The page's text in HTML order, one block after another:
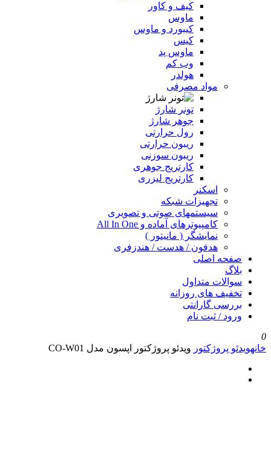
کیف و کاور
ماوس
کیبورد و ماوس
کیس
ماوس پد
وب کم
هولدر
مواد مصرفی
تونر شارژ
جوهر شارژ
رول حرارتی
ریبون حرارتی
ریبون سوزنی
کارتریج جوهری
کارتریج لیزری
اسکنر
تجهیزات شبکه
سیستمهای صوتی و تصویری
کامپیوترهای آماده و All In One
نمایشگر ( مانیتور )
هدفون / هدست / هندزفری
صفحه اصلی
بلاگ
سوالات متداول
تخفیف های روزانه
بررسی گارانتی
ورود / ثبت نام
0
خانهویدئو پروژکتور ویدئو پروژکتور اپسون مدل CO-W01